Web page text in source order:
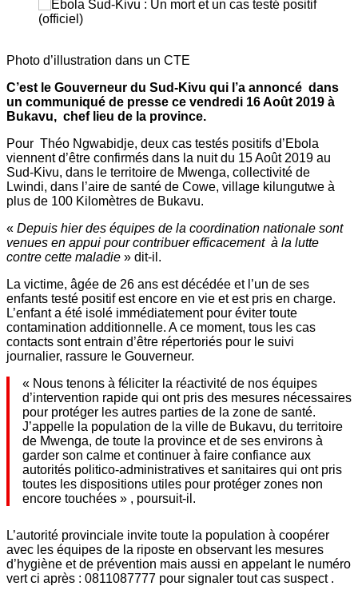
Photo d’illustration dans un CTE
C’est le Gouverneur du Sud-Kivu qui l’a annoncé dans
un communiqué de presse ce vendredi 16 Août 2019 à
Bukavu, chef lieu de la province.
Pour Théo Ngwabidje, deux cas testés positifs d’Ebola
viennent d’être confirmés dans la nuit du 15 Août 2019 au
Sud-Kivu, dans le territoire de Mwenga, collectivité de
Lwindi, dans l’aire de santé de Cowe, village kilungutwe à
plus de 100 Kilomètres de Bukavu.
« Depuis hier des équipes de la coordination nationale sont
venues en appui pour contribuer efficacement à la lutte
contre cette maladie » dit-il.
La victime, âgée de 26 ans est décédée et l’un de ses
enfants testé positif est encore en vie et est pris en charge.
L’enfant a été isolé immédiatement pour éviter toute
contamination additionnelle. A ce moment, tous les cas
contacts sont entrain d’être répertoriés pour le suivi
journalier, rassure le Gouverneur.
« Nous tenons à féliciter la réactivité de nos équipes
d’intervention rapide qui ont pris des mesures nécessaires
pour protéger les autres parties de la zone de santé.
J’appelle la population de la ville de Bukavu, du territoire
de Mwenga, de toute la province et de ses environs à
garder son calme et continuer à faire confiance aux
autorités politico-administratives et sanitaires qui ont pris
toutes les dispositions utiles pour protéger zones non
encore touchées » , poursuit-il.
L’autorité provinciale invite toute la population à coopérer
avec les équipes de la riposte en observant les mesures
d’hygiène et de prévention mais aussi en appelant le numéro
vert ci après : 0811087777 pour signaler tout cas suspect .